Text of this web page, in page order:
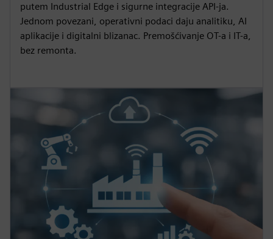
putem Industrial Edge i sigurne integracije API-ja.
Jednom povezani, operativni podaci daju analitiku, AI
aplikacije i digitalni blizanac. Premošćivanje OT-a i IT-a,
bez remonta.